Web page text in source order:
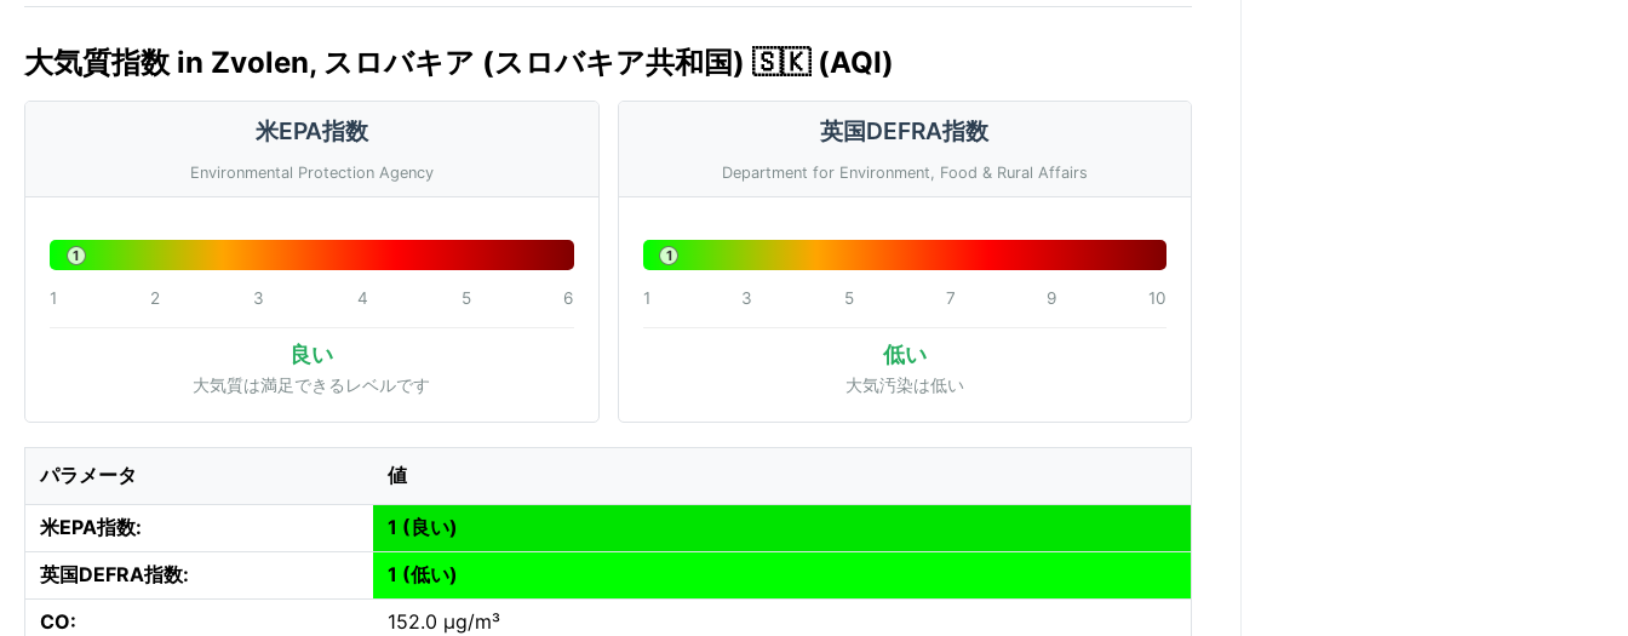
大気質指数 in Zvolen, スロバキア (スロバキア共和国) 🇸🇰 (AQI)
米EPA指数
Environmental Protection Agency
1
1 2 3 4 5 6
良い
大気質は満足できるレベルです
英国DEFRA指数
Department for Environment, Food & Rural Affairs
1
1 3 5 7 9 10
低い
大気汚染は低い
パラメータ 値
米EPA指数:
1 (良い)
英国DEFRA指数:
1 (低い)
CO:
152.0 µg/m³